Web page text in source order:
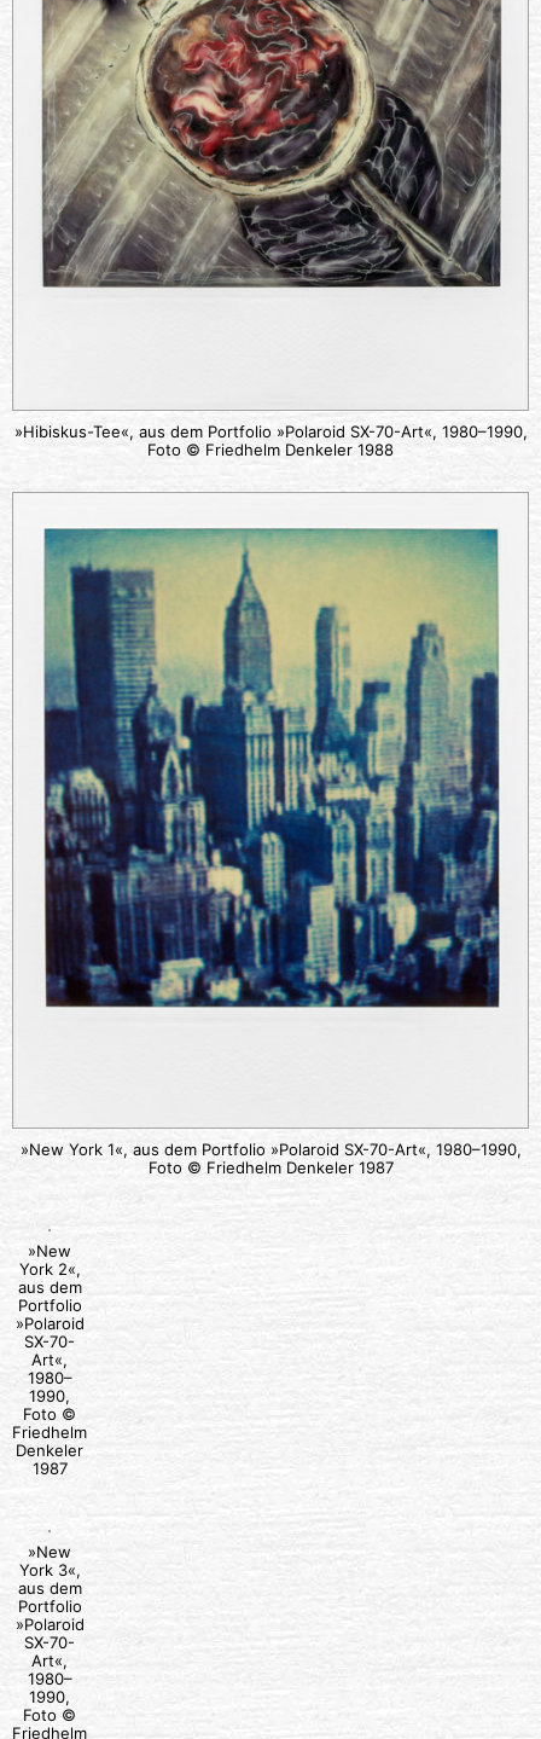
»Hibiskus-Tee«, aus dem Portfolio »Polaroid SX-70-Art«, 1980–1990,
Foto © Friedhelm Denkeler 1988
»New York 1«, aus dem Portfolio »Polaroid SX-70-Art«, 1980–1990,
Foto © Friedhelm Denkeler 1987
»New
York 2«,
aus dem
Portfolio
»Polaroid
SX-70-
Art«,
1980–
1990,
Foto ©
Friedhelm
Denkeler
1987
»New
York 3«,
aus dem
Portfolio
»Polaroid
SX-70-
Art«,
1980–
1990,
Foto ©
Friedhelm